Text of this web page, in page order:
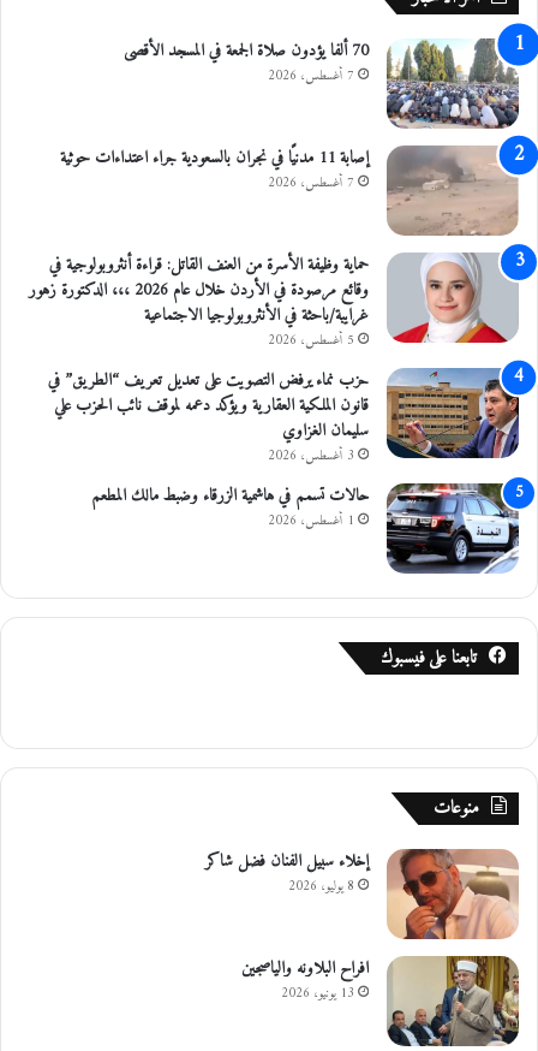
ت
و
ر
أ
س
ا
م
و
أ
س
ة
ج
ا
م
ع
ة
ج
د
ا
ر
ت
ه
ن
ئ
ة
ا
ل
ع
ق
ب
ه
70 ألفا يؤدون صلاة الجمعة في المسجد الأقصى
7 أغسطس، 2026
إصابة 11 مدنيًا في نجران بالسعودية جراء اعتداءات حوثية
7 أغسطس، 2026
حماية وظيفة الأسرة من العنف القاتل: قراءة أنثروبولوجية في
وقائع مرصودة في الأردن خلال عام 2026 ،،، الدكتورة زهور
غرايبة/باحثة في الأنثروبولوجيا الاجتماعية
5 أغسطس، 2026
حزب نماء يرفض التصويت على تعديل تعريف “الطريق” في
قانون الملكية العقارية ويؤكد دعمه لموقف نائب الحزب علي
سليمان الغزاوي
3 أغسطس، 2026
حالات تسمم في هاشمية الزرقاء وضبط مالك المطعم
1 أغسطس، 2026
تابعنا على فيسبوك
منوعات
إخلاء سبيل الفنان فضل شاكر
8 يوليو، 2026
افراح البلاونه والياصجين
13 يونيو، 2026